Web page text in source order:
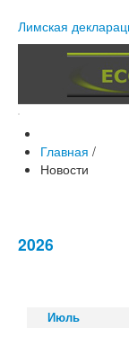
Лимская
Главная /
Новости
2026
Июль